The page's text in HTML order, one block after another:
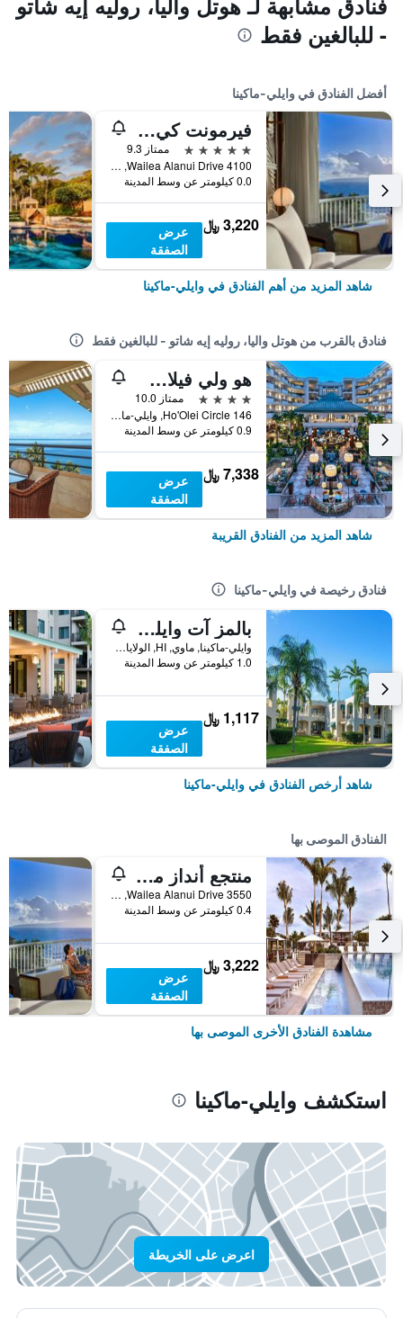
- للبالغين فقط
أفضل الفنادق في وايلي-ماكينا
فيرمونت كي لاني، ماوي
5 نجوم
ممتاز 9.3
4100 Wailea Alanui Drive, وايلي-ماكينا, ماوي, HI, الولايات المتحدة الأميريكية
0.0 كيلومتر عن وسط المدينة
3,220 ﷼
عرض
الصفقة
شاهد المزيد من أهم الفنادق في وايلي-ماكينا
فنادق بالقرب من هوتل واليا، روليه إيه شاتو - للبالغين فقط
هو ولي فيلاس آت جراند وايليا
4 نجوم
ممتاز 10.0
146 Ho'Olei Circle, وايلي-ماكينا, ماوي, HI, الولايات المتحدة الأميريكية
0.9 كيلومتر عن وسط المدينة
7,338 ﷼
عرض
الصفقة
شاهد المزيد من الفنادق القريبة
فنادق رخيصة في وايلي-ماكينا
بالمز آت وايليا ماوي
وايلي-ماكينا, ماوي, HI, الولايات المتحدة الأميريكية
1.0 كيلومتر عن وسط المدينة
1,117 ﷼
عرض
الصفقة
شاهد أرخص الفنادق في وايلي-ماكينا
الفنادق الموصى بها
منتجع أنداز ماوي في وايليا - أحد منتجعات حياة
3550 Wailea Alanui Drive, وايلي-ماكينا, ماوي, HI, الولايات المتحدة الأميريكية
0.4 كيلومتر عن وسط المدينة
3,222 ﷼
عرض
الصفقة
مشاهدة الفنادق الأخرى الموصى بها
استكشف وايلي-ماكينا
اعرض على الخريطة